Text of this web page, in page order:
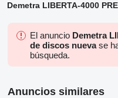
Demetra LIBERTA-4000
El anuncio Demetra
de discos nuevase
búsqueda.
Anuncios similares